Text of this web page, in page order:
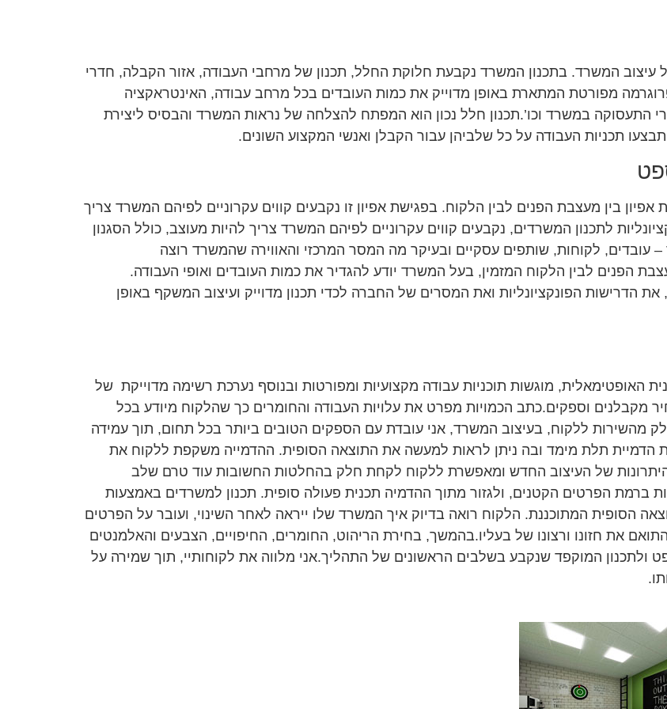
המשרד. בתכנון המשרד נקבעת חלוקת החלל, תכנון של מרחבי העבודה, אזור הקבלה, חדרי
מפורטת המתארת באופן מדוייק את כמות העובדים בכל מרחב עבודה, האינטראקציה
התעסוקה במשרד וכו’.תכנון חלל נכון הוא המפתח להצלחה של נראות המשרד והבסיס ליצירת
תכניות העבודה על כל שלביהן עבור הקבלן ואנשי המקצוע השונים.
בין מעצבת הפנים לבין הלקוח. בפגישת אפיון זו נקבעים קווים עקרוניים לפיהם המשרד צריך
לתכנון המשרדים, נקבעים קווים עקרוניים לפיהם המשרד צריך להיות מעוצב, כולל הסגנון
עובדים, לקוחות, שותפים עסקיים ובעיקר מה המסר המרכזי והאווירה שהמשרד רוצה
הפנים לבין הלקוח המזמין, בעל המשרד יודע להגדיר את כמות העובדים ואופי העבודה.
הדרישות הפונקציונליות ואת המסרים של החברה לכדי תכנון מדוייק ועיצוב המשקף באופן
האופטימאלית, מוגשות תוכניות עבודה מקצועיות ומפורטות ובנוסף נערכת רשימה מדוייקת של
מקבלנים וספקים.כתב הכמויות מפרט את עלויות העבודה והחומרים כך שהלקוח מיודע בכל
מהשירות ללקוח, בעיצוב המשרד, אני עובדת עם הספקים הטובים ביותר בכל תחום, תוך עמידה
הדמיית תלת מימד ובה ניתן לראות למעשה את התוצאה הסופית. ההדמייה משקפת ללקוח את
של העיצוב החדש ומאפשרת ללקוח לקחת חלק בהחלטות החשובות עוד טרם שלב
ברמת הפרטים הקטנים, ולגזור מתוך ההדמיה תכנית פעולה סופית. תכנון למשרדים באמצעות
הסופית המתוכננת. הלקוח רואה בדיוק איך המשרד שלו ייראה לאחר השינוי, ועובר על הפרטים
את חזונו ורצונו של בעליו.בהמשך, בחירת הריהוט, החומרים, החיפויים, הצבעים והאלמנטים
ולתכנון המוקפד שנקבע בשלבים הראשונים של התהליך.אני מלווה את לקוחותיי, תוך שמירה על